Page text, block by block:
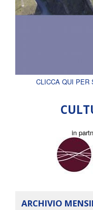
CLICCA QUI PER
in
ARCHIVIO